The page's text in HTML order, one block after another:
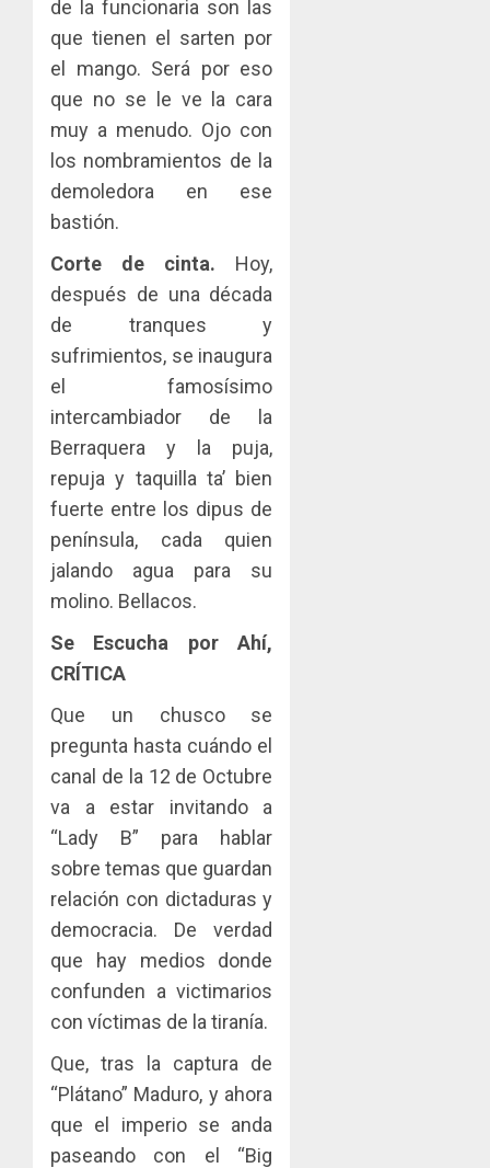
de la funcionaria son las
que tienen el sarten por
el mango. Será por eso
que no se le ve la cara
muy a menudo. Ojo con
los nombramientos de la
demoledora en ese
bastión.
Corte de cinta. Hoy,
después de una década
de tranques y
sufrimientos, se inaugura
el famosísimo
intercambiador de la
Berraquera y la puja,
repuja y taquilla ta’ bien
fuerte entre los dipus de
península, cada quien
jalando agua para su
molino. Bellacos.
Se Escucha por Ahí,
CRÍTICA
Que un chusco se
pregunta hasta cuándo el
canal de la 12 de Octubre
va a estar invitando a
“Lady B” para hablar
sobre temas que guardan
relación con dictaduras y
democracia. De verdad
que hay medios donde
confunden a victimarios
con víctimas de la tiranía.
Que, tras la captura de
“Plátano” Maduro, y ahora
que el imperio se anda
paseando con el “Big